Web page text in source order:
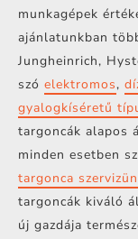
munkagépek
ajánlatunkban
Jungheinrich,
szó elektromos,
gyalogkíséretű
targoncák alapos
minden esetben
targonca
targoncák kiváló
új gazdája